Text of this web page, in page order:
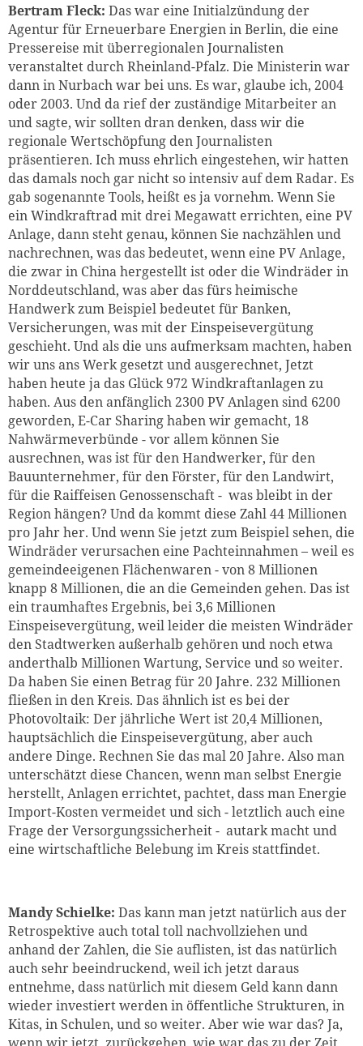
Bertram Fleck: Das war eine Initialzündung der
Agentur für Erneuerbare Energien in Berlin, die eine
Pressereise mit überregionalen Journalisten
veranstaltet durch Rheinland-Pfalz. Die Ministerin war
dann in Nurbach war bei uns. Es war, glaube ich, 2004
oder 2003. Und da rief der zuständige Mitarbeiter an
und sagte, wir sollten dran denken, dass wir die
regionale Wertschöpfung den Journalisten
präsentieren. Ich muss ehrlich eingestehen, wir hatten
das damals noch gar nicht so intensiv auf dem Radar. Es
gab sogenannte Tools, heißt es ja vornehm. Wenn Sie
ein Windkraftrad mit drei Megawatt errichten, eine PV
Anlage, dann steht genau, können Sie nachzählen und
nachrechnen, was das bedeutet, wenn eine PV Anlage,
die zwar in China hergestellt ist oder die Windräder in
Norddeutschland, was aber das fürs heimische
Handwerk zum Beispiel bedeutet für Banken,
Versicherungen, was mit der Einspeisevergütung
geschieht. Und als die uns aufmerksam machten, haben
wir uns ans Werk gesetzt und ausgerechnet, Jetzt
haben heute ja das Glück 972 Windkraftanlagen zu
haben. Aus den anfänglich 2300 PV Anlagen sind 6200
geworden, E-Car Sharing haben wir gemacht, 18
Nahwärmeverbünde - vor allem können Sie
ausrechnen, was ist für den Handwerker, für den
Bauunternehmer, für den Förster, für den Landwirt,
für die Raiffeisen Genossenschaft - was bleibt in der
Region hängen? Und da kommt diese Zahl 44 Millionen
pro Jahr her. Und wenn Sie jetzt zum Beispiel sehen, die
Windräder verursachen eine Pachteinnahmen – weil es
gemeindeeigenen Flächenwaren - von 8 Millionen
knapp 8 Millionen, die an die Gemeinden gehen. Das ist
ein traumhaftes Ergebnis, bei 3,6 Millionen
Einspeisevergütung, weil leider die meisten Windräder
den Stadtwerken außerhalb gehören und noch etwa
anderthalb Millionen Wartung, Service und so weiter.
Da haben Sie einen Betrag für 20 Jahre. 232 Millionen
fließen in den Kreis. Das ähnlich ist es bei der
Photovoltaik: Der jährliche Wert ist 20,4 Millionen,
hauptsächlich die Einspeisevergütung, aber auch
andere Dinge. Rechnen Sie das mal 20 Jahre. Also man
unterschätzt diese Chancen, wenn man selbst Energie
herstellt, Anlagen errichtet, pachtet, dass man Energie
Import-Kosten vermeidet und sich - letztlich auch eine
Frage der Versorgungssicherheit - autark macht und
eine wirtschaftliche Belebung im Kreis stattfindet.
Mandy Schielke: Das kann man jetzt natürlich aus der
Retrospektive auch total toll nachvollziehen und
anhand der Zahlen, die Sie auflisten, ist das natürlich
auch sehr beeindruckend, weil ich jetzt daraus
entnehme, dass natürlich mit diesem Geld kann dann
wieder investiert werden in öffentliche Strukturen, in
Kitas, in Schulen, und so weiter. Aber wie war das? Ja,
wenn wir jetzt. zurückgehen, wie war das zu der Zeit,